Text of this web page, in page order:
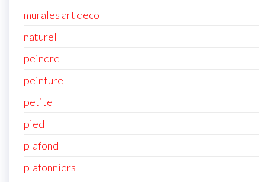
murales art deco
naturel
peindre
peinture
petite
pied
plafond
plafonniers